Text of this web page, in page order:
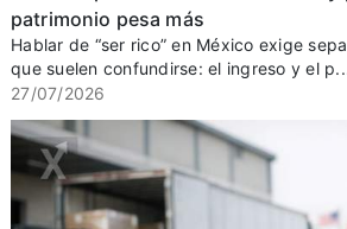
patrimonio pesa más
Hablar de “ser rico” en México exige
que suelen confundirse: el ingreso y el
27/07/2026